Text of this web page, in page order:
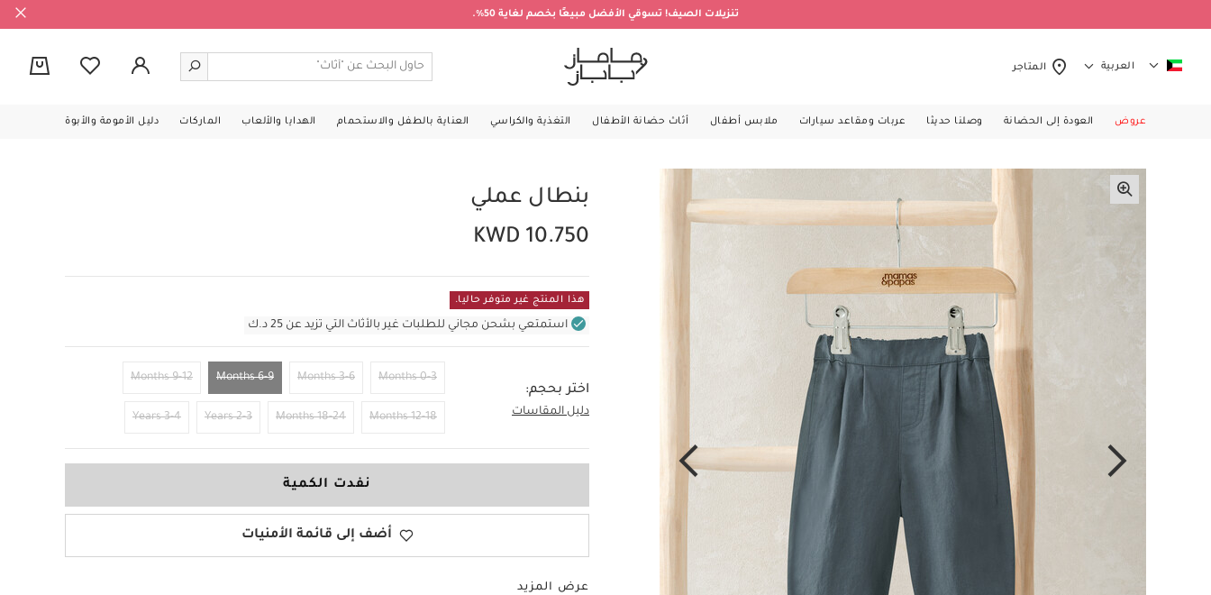
تنزيلات الصيف! تسوقي الأفضل مبيعًا بخصم لغاية 50%.
العربية المتاجر
عروض العودة إلى الحضانة وصلنا حديثا عربات ومقاعد سيارات ملابس أطفال أثاث حضانة الأطفال التغذية والكراسي العناية بالطفل والاستحمام الهدايا والألعاب الماركات دليل الأمومة والأبوة
بنطال عملي
KWD 10.750
هذا المنتج غير متوفر حاليا.
استمتعي بشحن مجاني للطلبات غير بالأثاث التي تزيد عن 25 د.ك
اختر بحجم:
دليل المقاسات
0-3 Months
3-6 Months
6-9 Months
9-12 Months
12-18 Months
18-24 Months
2-3 Years
3-4 Years 6-9 Months
نفدت الكمية
أضف إلى قائمة الأمنيات
عرض المزيد